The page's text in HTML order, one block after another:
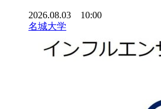
2026.08.03 10:00
名城大学